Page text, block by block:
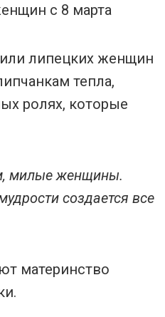
липецких женщин
тепла,
ролях, которые
милые женщины.
создается все
материнство